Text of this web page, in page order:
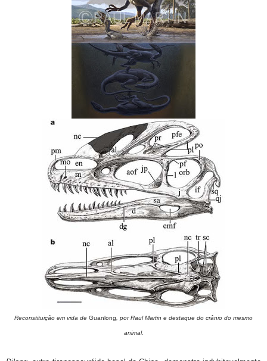
Reconstituição em vida de Guanlong , por Raul Martin e destaque do crânio do mesmo
animal.